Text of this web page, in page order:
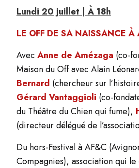
Lundi 20 juillet | À 18h
LE OFF DE SA NAISSANCE À
Avec Anne de Amézaga (co-
Maison du Off avec Alain
Bernard (chercheur sur
Gérard Vantaggioli (co-
du Théâtre du Chien qui fume),
(directeur délégué de
Du hors-Festival à AF&C
Compagnies), association qui